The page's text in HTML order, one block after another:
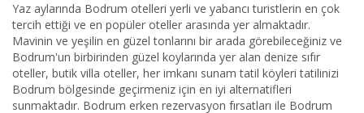
Yaz aylarında Bodrum otelleri yerli ve yabancı turistlerin en çok
tercih ettiği ve en popüler oteller arasında yer almaktadır.
Mavinin ve yeşilin en güzel tonlarını bir arada görebileceğiniz ve
Bodrum'un birbirinden güzel koylarında yer alan denize sıfır
oteller, butik villa oteller, her imkanı sunam tatil köyleri tatilinizi
Bodrum bölgesinde geçirmeniz için en iyi alternatifleri
sunmaktadır. Bodrum erken rezervasyon fırsatları ile Bodrum